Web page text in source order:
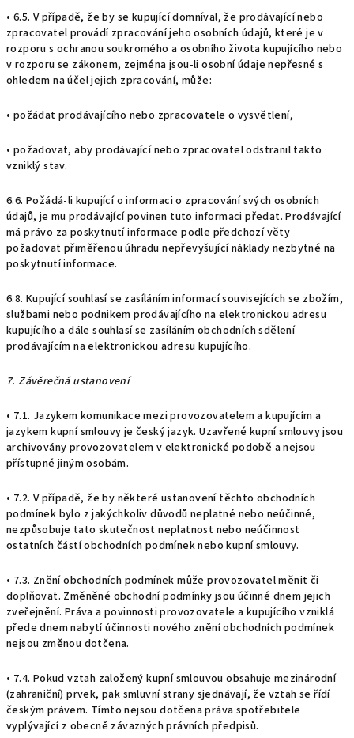
• 6.5. V případě, že by se kupující domníval, že prodávající nebo
zpracovatel provádí zpracování jeho osobních údajů, které je v
rozporu s ochranou soukromého a osobního života kupujícího nebo
v rozporu se zákonem, zejména jsou-li osobní údaje nepřesné s
ohledem na účel jejich zpracování, může:
• požádat prodávajícího nebo zpracovatele o vysvětlení,
• požadovat, aby prodávající nebo zpracovatel odstranil takto
vzniklý stav.
6.6. Požádá-li kupující o informaci o zpracování svých osobních
údajů, je mu prodávající povinen tuto informaci předat. Prodávající
má právo za poskytnutí informace podle předchozí věty
požadovat přiměřenou úhradu nepřevyšující náklady nezbytné na
poskytnutí informace.
6.8. Kupující souhlasí se zasíláním informací souvisejících se zbožím,
službami nebo podnikem prodávajícího na elektronickou adresu
kupujícího a dále souhlasí se zasíláním obchodních sdělení
prodávajícím na elektronickou adresu kupujícího.
7. Závěrečná ustanovení
• 7.1. Jazykem komunikace mezi provozovatelem a kupujícím a
jazykem kupní smlouvy je český jazyk. Uzavřené kupní smlouvy jsou
archivovány provozovatelem v elektronické podobě a nejsou
přístupné jiným osobám.
• 7.2. V případě, že by některé ustanovení těchto obchodních
podmínek bylo z jakýchkoliv důvodů neplatné nebo neúčinné,
nezpůsobuje tato skutečnost neplatnost nebo neúčinnost
ostatních částí obchodních podmínek nebo kupní smlouvy.
• 7.3. Znění obchodních podmínek může provozovatel měnit či
doplňovat. Změněné obchodní podmínky jsou účinné dnem jejich
zveřejnění. Práva a povinnosti provozovatele a kupujícího vzniklá
přede dnem nabytí účinnosti nového znění obchodních podmínek
nejsou změnou dotčena.
• 7.4. Pokud vztah založený kupní smlouvou obsahuje mezinárodní
(zahraniční) prvek, pak smluvní strany sjednávají, že vztah se řídí
českým právem. Tímto nejsou dotčena práva spotřebitele
vyplývající z obecně závazných právních předpisů.